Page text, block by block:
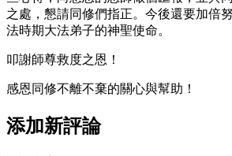
之處，懇請同修們指正。今後還要加倍
法時期大法弟子的神聖使命。
叩謝師尊救度之恩！
感恩同修不離不棄的關心與幫助！
添加新評論